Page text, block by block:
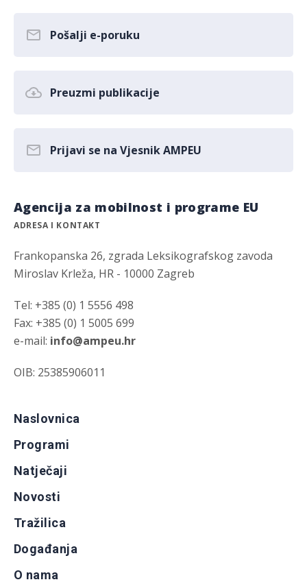
Pošalji e-poruku
Preuzmi publikacije
Prijavi se na Vjesnik AMPEU
Agencija za mobilnost i programe EU
ADRESA I KONTAKT
Frankopanska 26, zgrada Leksikografskog zavoda
Miroslav Krleža, HR - 10000 Zagreb
Tel: +385 (0) 1 5556 498
Fax: +385 (0) 1 5005 699
e-mail: info@ampeu.hr
OIB: 25385906011
Naslovnica
Programi
Natječaji
Novosti
Tražilica
Događanja
O nama